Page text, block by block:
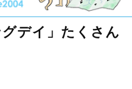
グデイ」たくさん